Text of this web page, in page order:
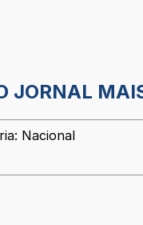
JORNAL
Nacional